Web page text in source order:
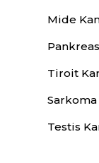
Mide
Tiroit
Testis